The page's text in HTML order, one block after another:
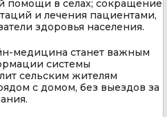
помощи в селах; сокращение
и лечения пациентами,
здоровья населения.
медицина станет важным
системы
сельским жителям
с домом, без выездов за